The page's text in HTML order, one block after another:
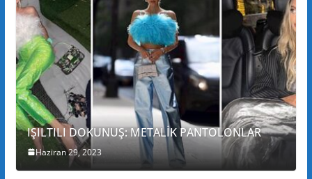
IŞILTILI DOKUNUŞ: METALİK PANTOLONLAR
Haziran 29, 2023